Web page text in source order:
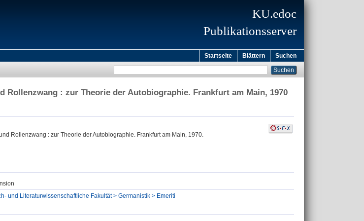
KU.edoc
Publikationsserver
Startseite Blättern Suchen
Rollenzwang : zur Theorie der Autobiographie. Frankfurt am Main, 1970
Rollenzwang : zur Theorie der Autobiographie. Frankfurt am Main, 1970.
und Literaturwissenschaftliche Fakultät > Germanistik > Emeriti